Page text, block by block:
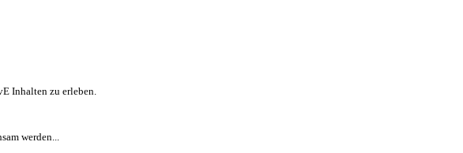
Inhalten zu erleben.
werden...